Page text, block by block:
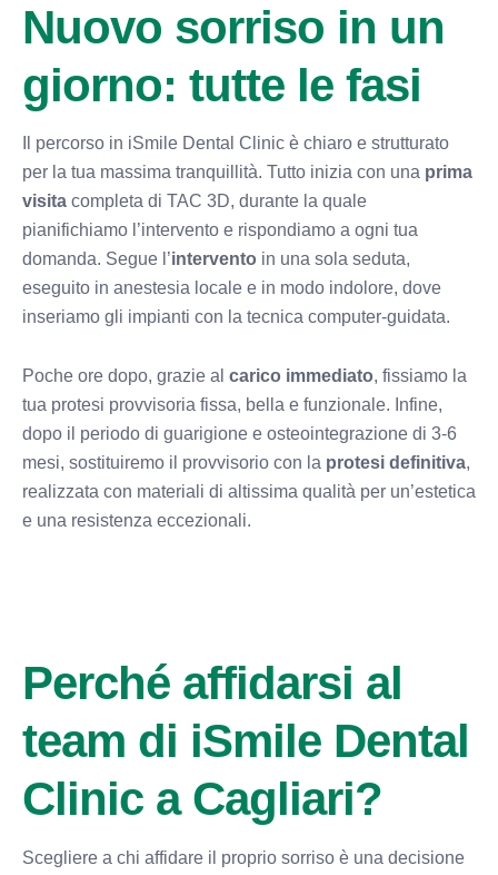
Nuovo sorriso in un
giorno: tutte le fasi
Il percorso in iSmile Dental Clinic è chiaro e strutturato
per la tua massima tranquillità. Tutto inizia con una prima
visita completa di TAC 3D, durante la quale
pianifichiamo l’intervento e rispondiamo a ogni tua
domanda. Segue l’intervento in una sola seduta,
eseguito in anestesia locale e in modo indolore, dove
inseriamo gli impianti con la tecnica computer-guidata.
Poche ore dopo, grazie al carico immediato, fissiamo la
tua protesi provvisoria fissa, bella e funzionale. Infine,
dopo il periodo di guarigione e osteointegrazione di 3-6
mesi, sostituiremo il provvisorio con la protesi definitiva,
realizzata con materiali di altissima qualità per un’estetica
e una resistenza eccezionali.
Perché affidarsi al
team di iSmile Dental
Clinic a Cagliari?
Scegliere a chi affidare il proprio sorriso è una decisione